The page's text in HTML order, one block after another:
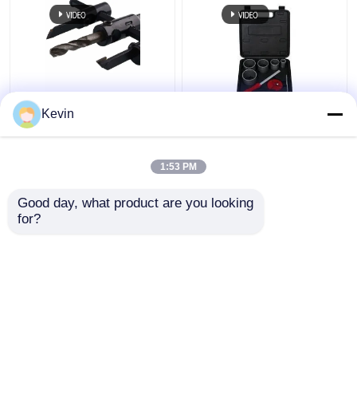
30-120mm 調節可能な
TCTホールソー 木工用
8pcs TCTホールソーセ
Kevin
1:53 PM
Good day, what product are you looking
for?